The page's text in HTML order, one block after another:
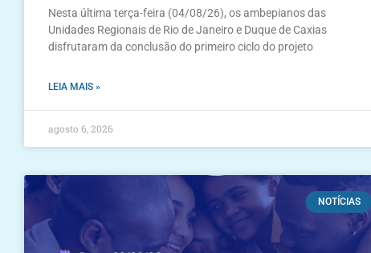
Nesta última terça-feira (04/08/26), os ambepianos das
Unidades Regionais de Rio de Janeiro e Duque de Caxias
disfrutaram da conclusão do primeiro ciclo do projeto
LEIA MAIS »
agosto 6, 2026
NOTÍCIAS